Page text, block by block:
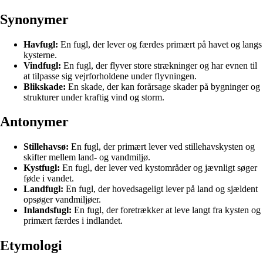
Synonymer
Havfugl: En fugl, der lever og færdes primært på havet og langs
kysterne.
Vindfugl: En fugl, der flyver store strækninger og har evnen til
at tilpasse sig vejrforholdene under flyvningen.
Blikskade: En skade, der kan forårsage skader på bygninger og
strukturer under kraftig vind og storm.
Antonymer
Stillehavsø: En fugl, der primært lever ved stillehavskysten og
skifter mellem land- og vandmiljø.
Kystfugl: En fugl, der lever ved kystområder og jævnligt søger
føde i vandet.
Landfugl: En fugl, der hovedsageligt lever på land og sjældent
opsøger vandmiljøer.
Inlandsfugl: En fugl, der foretrækker at leve langt fra kysten og
primært færdes i indlandet.
Etymologi